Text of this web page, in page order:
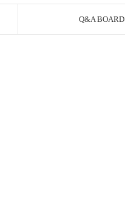
Q&A BOARD